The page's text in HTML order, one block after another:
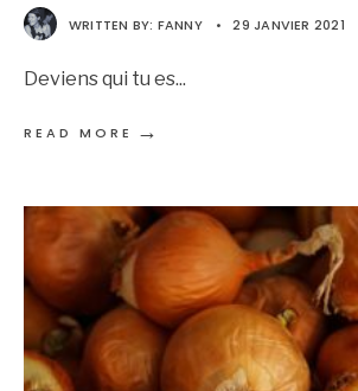
WRITTEN BY: FANNY • 29 JANVIER 2021
Deviens qui tu es...
READ MORE →